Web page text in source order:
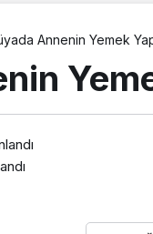
Annenin Yemek